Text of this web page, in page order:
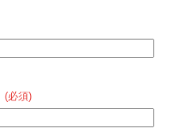
(必須)